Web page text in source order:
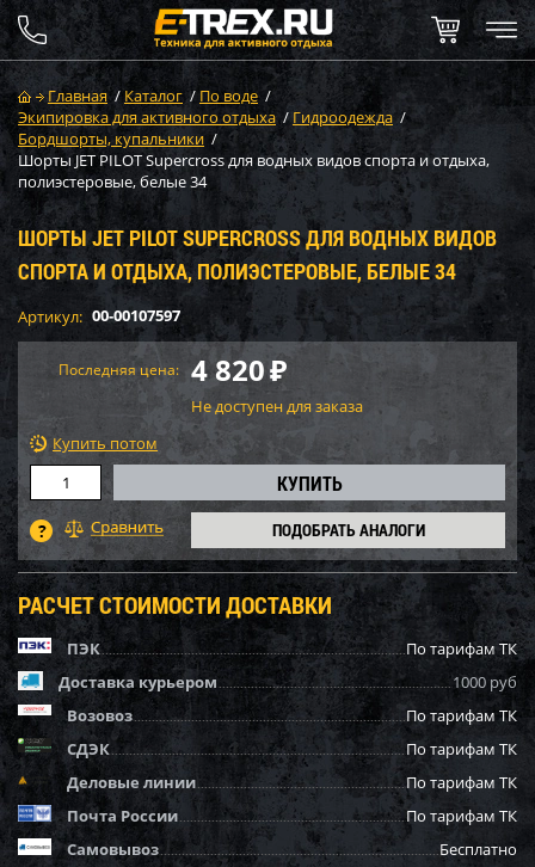
Главная / Каталог / По воде /
Экипировка для активного отдыха / Гидроодежда /
Бордшорты, купальники /
Шорты JET PILOT Supercross для водных видов спорта и отдыха,
полиэстеровые, белые 34
ШОРТЫ JET PILOT SUPERCROSS ДЛЯ ВОДНЫХ ВИДОВ
СПОРТА И ОТДЫХА, ПОЛИЭСТЕРОВЫЕ, БЕЛЫЕ 34
Артикул: 00-00107597
Последняя цена: 4 820₽
Не доступен для заказа
Купить потом
ПОДОБРАТЬ АНАЛОГИ
РАСЧЕТ СТОИМОСТИ ДОСТАВКИ
ПЭК
По тарифам ТК
Доставка курьером
1000 руб
Возовоз
По тарифам ТК
СДЭК
По тарифам ТК
Деловые линии
По тарифам ТК
Почта России
По тарифам ТК
Самовывоз
Бесплатно